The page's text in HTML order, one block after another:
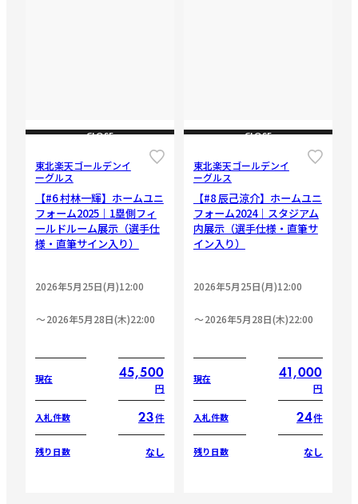
CLOSE
東北楽天ゴールデンイ
ーグルス
【#6 村林一輝】ホームユニ
フォーム2025｜1塁側フィ
ールドルーム展示（選手仕
様・直筆サイン入り）
2026年5月25日(月)12:00
2026年5月28日(木)22:00
現在 45,500
円
入札件数 23件
残り日数 なし
CLOSE
東北楽天ゴールデンイ
ーグルス
【#8 辰己涼介】ホームユニ
フォーム2024｜スタジアム
内展示（選手仕様・直筆サ
イン入り）
2026年5月25日(月)12:00
2026年5月28日(木)22:00
現在 41,000
円
入札件数 24件
残り日数 なし